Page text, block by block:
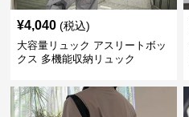
¥4,040 (税込)
大容量リュック アスリートボッ
クス 多機能収納リュック